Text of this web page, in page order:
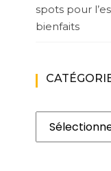
spots pour
bienfaits
Catégories